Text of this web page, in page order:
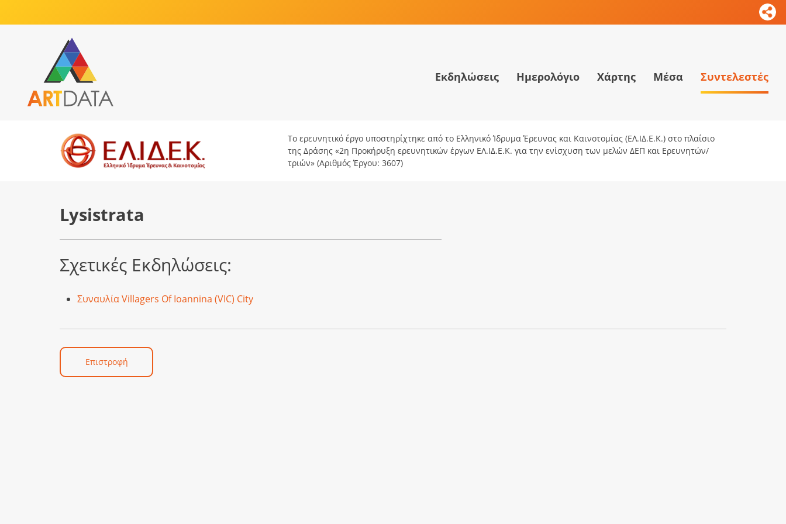
Εκδηλώσεις Ημερολόγιο Χάρτης Μέσα Συντελεστές
Το ερευνητικό έργο υποστηρίχτηκε από το Ελληνικό Ίδρυμα Έρευνας και Καινοτομίας (ΕΛ.ΙΔ.Ε.Κ.) στο πλαίσιο
της Δράσης «2η Προκήρυξη ερευνητικών έργων ΕΛ.ΙΔ.Ε.Κ. για την ενίσχυση των μελών ΔΕΠ και Ερευνητών/
τριών» (Αριθμός Έργου: 3607)
Lysistrata
Σχετικές Εκδηλώσεις:
Συναυλία Villagers Of Ioannina (VIC) City
Επιστροφή